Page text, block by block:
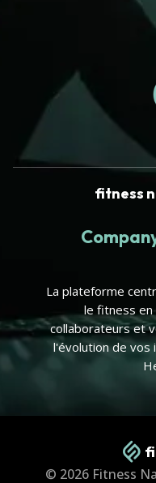
fitness
La plateforme
le fitness
collaborateurs et
l'évolution de vos
© 2026 Fitness